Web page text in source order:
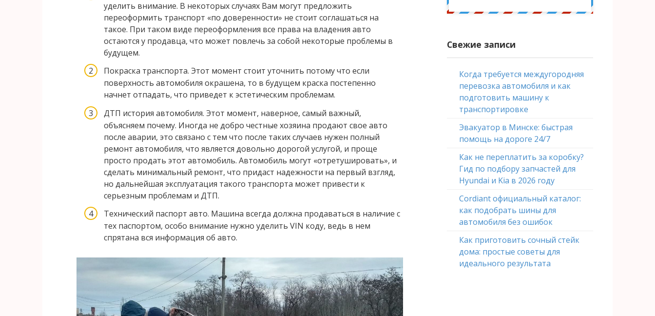
уделить внимание. В некоторых случаях Вам могут предложить
переоформить транспорт «по доверенности» не стоит соглашаться на
такое. При таком виде переоформления все права на владения авто
остаются у продавца, что может повлечь за собой некоторые проблемы в
будущем.
Покраска транспорта. Этот момент стоит уточнить потому что если
поверхность автомобиля окрашена, то в будущем краска постепенно
начнет отпадать, что приведет к эстетическим проблемам.
ДТП история автомобиля. Этот момент, наверное, самый важный,
объясняем почему. Иногда не добро честные хозяина продают свое авто
после аварии, это связано с тем что после таких случаев нужен полный
ремонт автомобиля, что является довольно дорогой услугой, и проще
просто продать этот автомобиль. Автомобиль могут «отретушировать», и
сделать минимальный ремонт, что придаст надежности на первый взгляд,
но дальнейшая эксплуатация такого транспорта может привести к
серьезным проблемам и ДТП.
Технический паспорт авто. Машина всегда должна продаваться в наличие с
тех паспортом, особо внимание нужно уделить VIN коду, ведь в нем
спрятана вся информация об авто.
Свежие записи
Когда требуется междугородняя
перевозка автомобиля и как
подготовить машину к
транспортировке
Эвакуатор в Минске: быстрая
помощь на дороге 24/7
Как не переплатить за коробку?
Гид по подбору запчастей для
Hyundai и Kia в 2026 году
Cordiant официальный каталог:
как подобрать шины для
автомобиля без ошибок
Как приготовить сочный стейк
дома: простые советы для
идеального результата